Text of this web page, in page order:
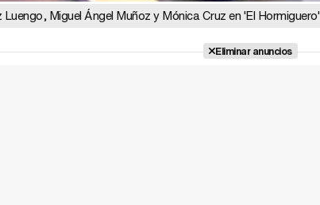
Miguel Ángel Muñoz y Mónica Cruz en 'El Hormiguero'
Eliminar anuncios